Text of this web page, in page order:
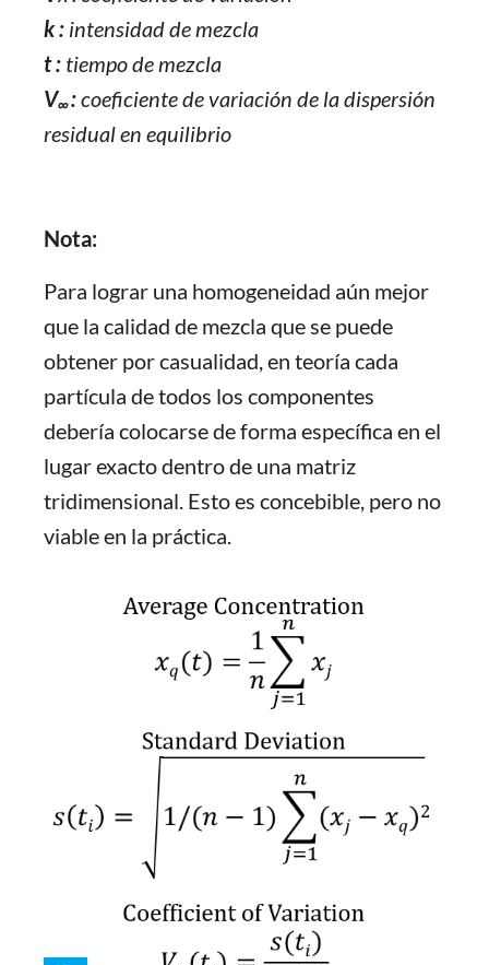
k : intensidad de mezcla
t : tiempo de mezcla
V∞​:coeficiente de variación de la dispersión
residual en equilibrio
Nota:
Para lograr una homogeneidad aún mejor
que la calidad de mezcla que se puede
obtener por casualidad, en teoría cada
partícula de todos los componentes
debería colocarse de forma específica en el
lugar exacto dentro de una matriz
tridimensional. Esto es concebible, pero no
viable en la práctica.